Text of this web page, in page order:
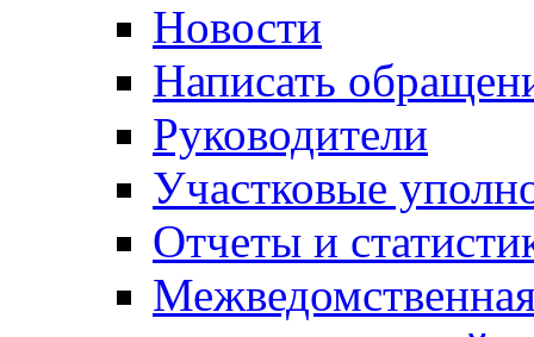
Новости
Написать
Руководители
Участковые
Отчеты и